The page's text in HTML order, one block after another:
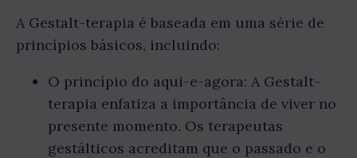
A Gestalt-terapia é baseada em uma série de
princípios básicos, incluindo:
O princípio do aqui-e-agora: A Gestalt-
terapia enfatiza a importância de viver no
presente momento. Os terapeutas
gestálticos acreditam que o passado e o